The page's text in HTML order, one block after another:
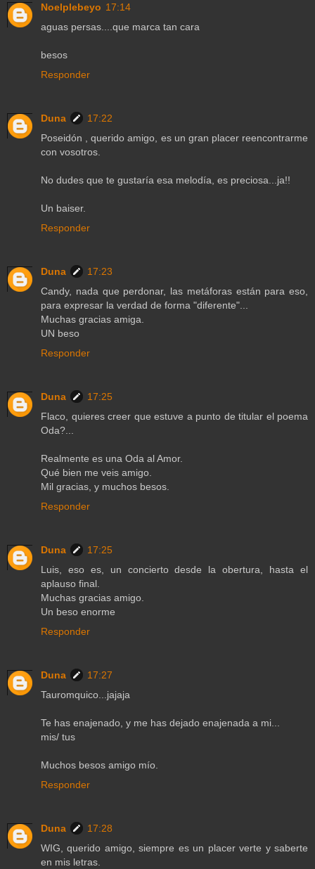
Noelplebeyo 17:14
aguas persas....que marca tan cara
besos
Responder
Duna
17:22
Poseidón , querido amigo, es un gran placer reencontrarme
con vosotros.
No dudes que te gustaría esa melodía, es preciosa...ja!!
Un baiser.
Responder
Duna
17:23
Candy, nada que perdonar, las metáforas están para eso,
para expresar la verdad de forma "diferente"...
Muchas gracias amiga.
UN beso
Responder
Duna
17:25
Flaco, quieres creer que estuve a punto de titular el poema
Oda?...
Realmente es una Oda al Amor.
Qué bien me veis amigo.
Mil gracias, y muchos besos.
Responder
Duna
17:25
Luis, eso es, un concierto desde la obertura, hasta el
aplauso final.
Muchas gracias amigo.
Un beso enorme
Responder
Duna
17:27
Tauromquico...jajaja
Te has enajenado, y me has dejado enajenada a mi...
mis/ tus
Muchos besos amigo mío.
Responder
Duna
17:28
WIG, querido amigo, siempre es un placer verte y saberte
en mis letras.